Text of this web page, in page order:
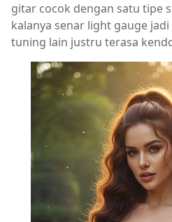
gitar cocok dengan satu tipe
kalanya senar light gauge
tuning lain justru terasa